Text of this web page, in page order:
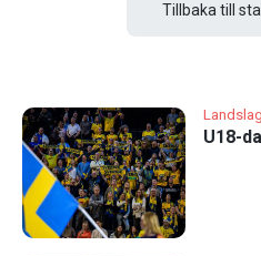
Tillbaka till
U18-